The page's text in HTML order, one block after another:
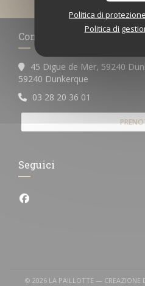
Politica di
Politica di
Contattaci
45 Digue de Mer, 59240
59240 Dunkerque
03 28 20 36 01
Seguici
Facebook ((apre una
© 2026 LA PAILLOTTE — CREAZIONE